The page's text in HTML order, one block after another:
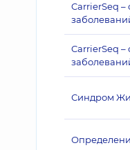
CarrierSeq –
CarrierSeq –
Синдром